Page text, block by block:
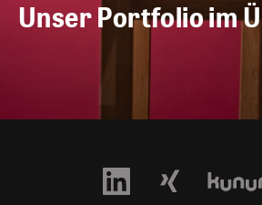
Unser Portfolio im